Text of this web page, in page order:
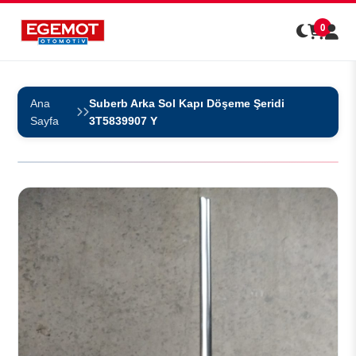
0
Ana
Sayfa
Suberb Arka Sol Kapı Döşeme Şeridi
3T5839907 Y